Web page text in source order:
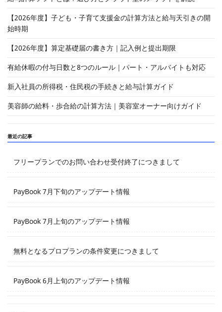
【2026年度】子ども・子育て支援金の計算方法と給与天引きの開
始時期
【2026年度】算定基礎届の書き方｜記入例と提出期限
有給休暇の付与日数と8つのルール｜パート・アルバイトも対応
新入社員の所得税・住民税の手続きと給与計算ガイド
美容師の給料・歩合給の計算方法｜美容室オーナー向けガイド
最近の記事
フリープランでのお問い合わせ受付終了につきまして
PayBook 7月下旬のアップデート情報
PayBook 7月上旬のアップデート情報
無料となるプロプランの条件変更につきまして
PayBook 6月上旬のアップデート情報